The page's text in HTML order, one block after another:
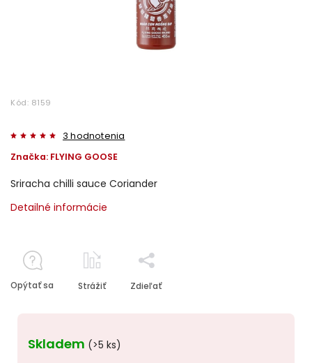
Kód: 8159
3 hodnotenia
Značka: FLYING GOOSE
Skladem (>5 ks)
Sriracha chilli sauce Coriander
Detailné informácie
Opýtať sa Strážiť Zdieľať